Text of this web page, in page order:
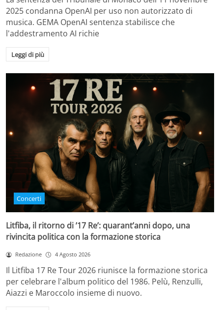
2025 condanna OpenAI per uso non autorizzato di
musica. GEMA OpenAI sentenza stabilisce che
l'addestramento AI richie
Leggi di più
Concerti
Litfiba, il ritorno di ’17 Re’: quarant’anni dopo, una
rivincita politica con la formazione storica
Redazione 4 Agosto 2026
Il Litfiba 17 Re Tour 2026 riunisce la formazione storica
per celebrare l'album politico del 1986. Pelù, Renzulli,
Aiazzi e Maroccolo insieme di nuovo.